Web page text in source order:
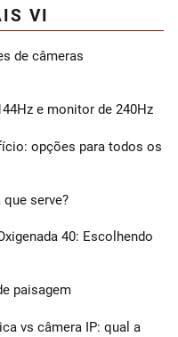
VI
de câmeras
e monitor de 240Hz
opções para todos os
serve?
40: Escolhendo
paisagem
vs câmera IP: qual a